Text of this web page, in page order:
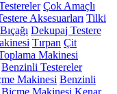
Çok Amaçlı
Aksesuarları Tilki
Dekupaj Testere
Tırpan Çit
Makinesi
Benzinli Testereler
Makinesi Benzinli
Makinesi Kenar